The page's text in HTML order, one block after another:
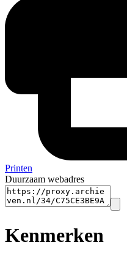
Printen
Duurzaam webadres
Kenmerken